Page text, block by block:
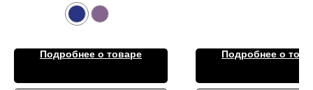
Подробнее о товаре Подробнее о